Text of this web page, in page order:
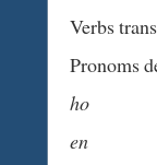
Verbs
Pronoms
ho
en